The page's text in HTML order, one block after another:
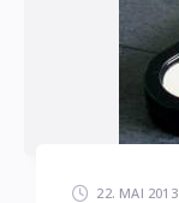
22. MAI 2013